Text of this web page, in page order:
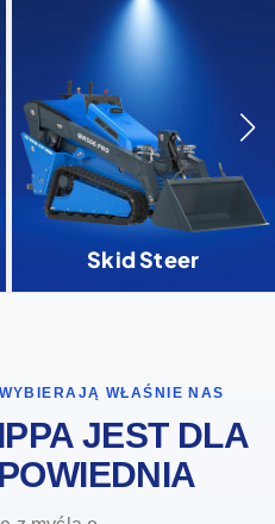
Skid Steer
WŁAŚNIE NAS
JEST DLA